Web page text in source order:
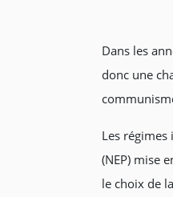
Dans les
donc une
Les
(NEP) mise
le choix de